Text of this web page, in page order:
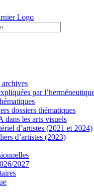
archives
par
dossiers thématiques
dans les arts visuels
d’artistes (2021 et 2024)
d’artistes (2023)
2027